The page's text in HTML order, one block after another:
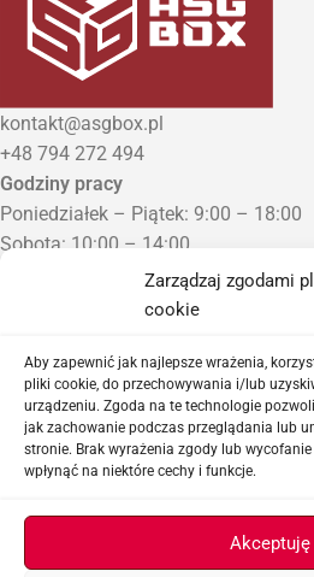
Zarządzaj zgodami
cookie
Aby zapewnić jak najlepsze wrażenia,
pliki cookie, do przechowywania i/lub
urządzeniu. Zgoda na te technologie
jak zachowanie podczas przeglądania lub
stronie. Brak wyrażenia zgody lub
wpłynąć na niektóre cechy i funkcje.
Akceptuję
kontakt@asgbox.pl
+48 794 272 494
Godziny pracy
Poniedziałek – Piątek: 9:00 – 18:00
Sobota: 10:00 – 14:00
Niedziela: Zamknięte
Punkt Odbioru zamówień
Proszę o wcześniejszy kontakt
Sklep airsoftowy i serwis replik